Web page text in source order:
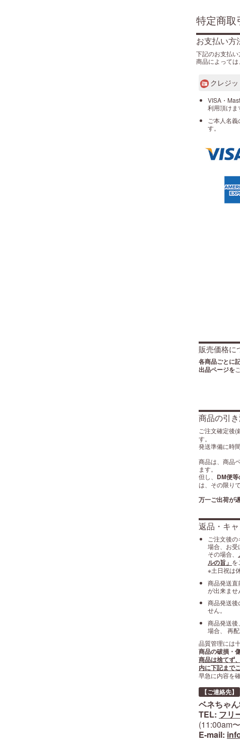
特定商取
お支払い方
下記のお支払い
商品によって
クレジ
VISA・
利用頂けま
ご本人名
す。
販売価格に
各商品ごとに
出品ページを
商品の引
ご注文確定後
す。
発送準備に時
商品は、商品
ます。
但し、 DM便
は、その限り
万一ご出荷が
返品・キ
ご注文後
場合、お受
その場合、
ルの旨」 を
※土日祝は
商品発送直
が出来ませ
商品発送後
せん。
商品発送後
場合、 再
品質管理には
商品の破損・
商品は捨てず
内に下記まで
早急に内容を
【ご連絡先】
ベネちゃ
TEL: フリ
(11:00am
E-mail: